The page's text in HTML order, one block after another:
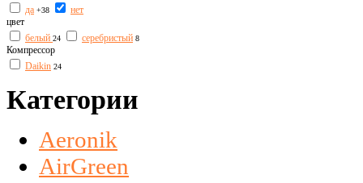
да +38
нет
цвет
белый 24 серебристый 8
Компрессор
Daikin 24
Категории
Aeronik
AirGreen